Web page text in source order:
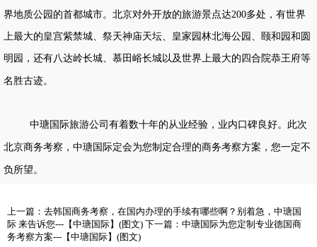
界地质公园的首都城市。北京对外开放的旅游景点达200多处，有世界
上最大的皇宫紫禁城、祭天神庙天坛、皇家园林北海公园、颐和园和圆
明园，还有八达岭长城、慕田峪长城以及世界上最大的四合院恭王府等
名胜古迹。
中瑭国际旅游公司有着数十年的从业经验，业内口碑良好。此次
北京商务考察，中瑭国际定会为您制定合理的商务考察方案 ，您一定不
负所望。
上一篇： 去韩国商务考察，在国内办理的手续有哪些啊？别着急，中瑭国
际 来告诉您---【中瑭国际】(图文) 下一篇： 中瑭国际为您定制专业德国商
务考察方案---【中瑭国际】(图文)